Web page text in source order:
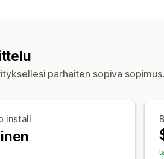
parhaiten sopiva sopimus.
install